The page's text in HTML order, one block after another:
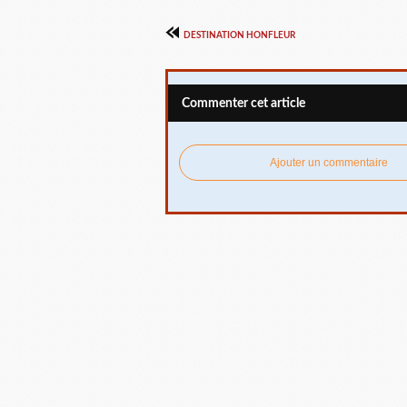
DESTINATION HONFLEUR
Commenter cet article
Ajouter un commentaire